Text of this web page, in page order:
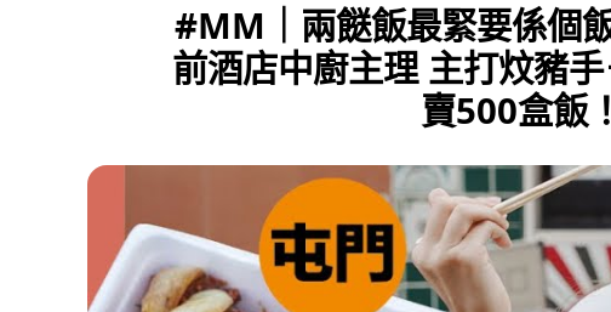
#MM｜兩餸飯最緊要係個
前酒店中廚主理 主打炆豬
賣500盒飯